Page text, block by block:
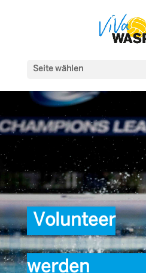
Seite wählen
Volunteer
werden